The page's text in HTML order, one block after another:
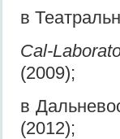
в
Cal-
(2009);
в
(2012);